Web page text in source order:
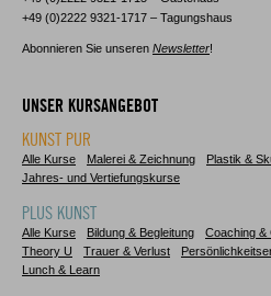
+49 (0)2222 9321-1717 – Tagungshaus
Abonnieren Sie unseren Newsletter!
UNSER KURSANGEBOT
KUNST PUR
Alle Kurse Malerei & Zeichnung Plastik &
Jahres- und Vertiefungskurse
PLUS KUNST
Alle Kurse Bildung & Begleitung
Coaching &
Theory U
Trauer & Verlust
Lunch & Learn